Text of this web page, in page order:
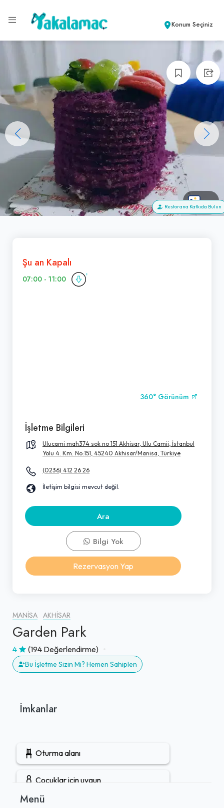
Konum Seçiniz
+4
Restorana Katkıda Bulun
MANISA AKHISAR
Garden Park
4 (194 Değerlendirme)
Bu İşletme Sizin Mi? Hemen Sahiplen
İmkanlar
Oturma alanı
Çocuklar için uygun
Menü
Şu an Kapalı
07:00 - 11:00
360° Görünüm
İşletme Bilgileri
Ulucami mah374 sok no 151 Akhisar, Ulu Camii, İstanbul
Yolu 4. Km. No:151, 45240 Akhisar/Manisa, Türkiye
(0236) 412 26 26
İletişim bilgisi mevcut değil.
Ara
Bilgi Yok
Rezervasyon Yap